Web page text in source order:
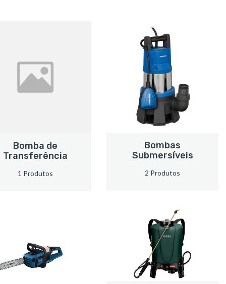
Bomba de
Transferência
1 Produtos
Bombas
Submersíveis
2 Produtos